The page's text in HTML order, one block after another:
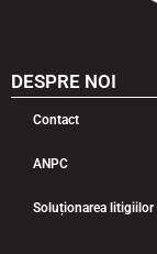
DESPRE NOI
Contact
ANPC
Soluționarea litigiilor